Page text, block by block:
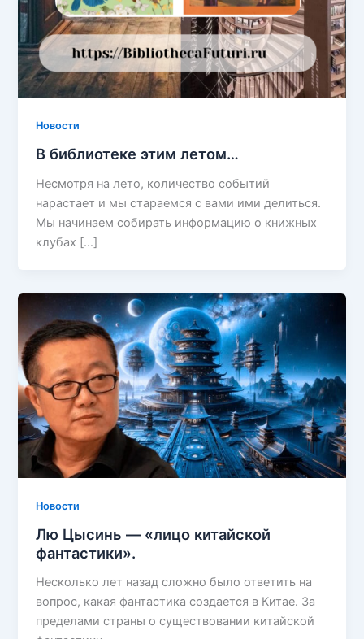
Новости
В библиотеке этим летом…
Несмотря на лето, количество событий
нарастает и мы стараемся с вами ими делиться.
Мы начинаем собирать информацию о книжных
клубах […]
Новости
Лю Цысинь — «лицо китайской
фантастики».
Несколько лет назад сложно было ответить на
вопрос, какая фантастика создается в Китае. За
пределами страны о существовании китайской